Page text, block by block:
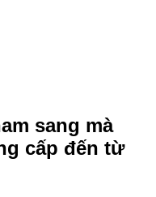
sang mà
cấp đến từ